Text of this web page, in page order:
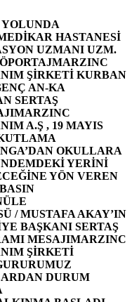
HASTANESİ
UZMANI UZM.
MARZINC
ŞİRKETİ KURBAN
AN-KA
SERTAŞ
MARZINC
A.Ş , 19 MAYIS
OKULLARA
YERİNİ
YÖN VEREN
/ MUSTAFA AKAY’IN
BAŞKANI SERTAŞ
MESAJIMARZINC
ŞİRKETİ
DURUM